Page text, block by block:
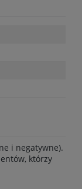
i negatywne).
którzy